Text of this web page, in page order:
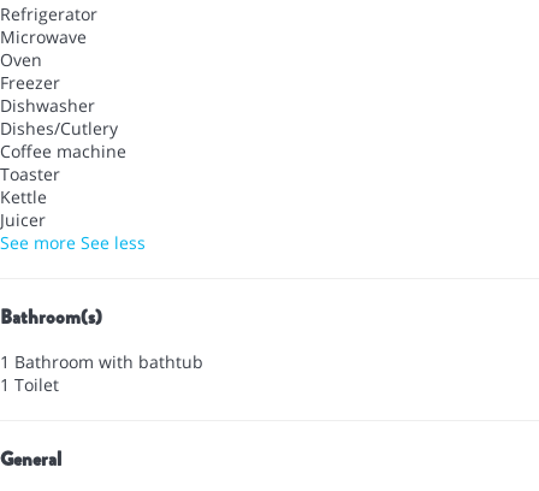
Refrigerator
Microwave
Oven
Freezer
Dishwasher
Dishes/Cutlery
Coffee machine
Toaster
Kettle
Juicer
See more See less
Bathroom(s)
1 Bathroom with bathtub
1 Toilet
General